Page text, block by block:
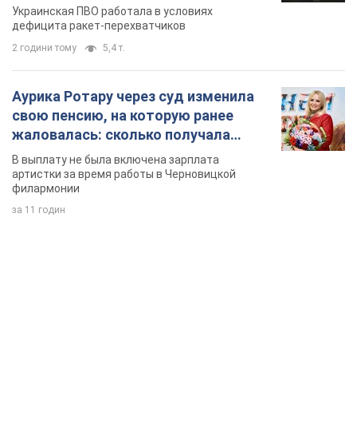
Украинская ПВО работала в условиях
дефицита ракет-перехватчиков
2 години тому 5,4 т.
Аурика Ротару через суд изменила
свою пенсию, на которую ранее
жаловалась: сколько получала
певица
В выплату не была включена зарплата
артистки за время работы в Черновицкой
филармонии
за 11 годин